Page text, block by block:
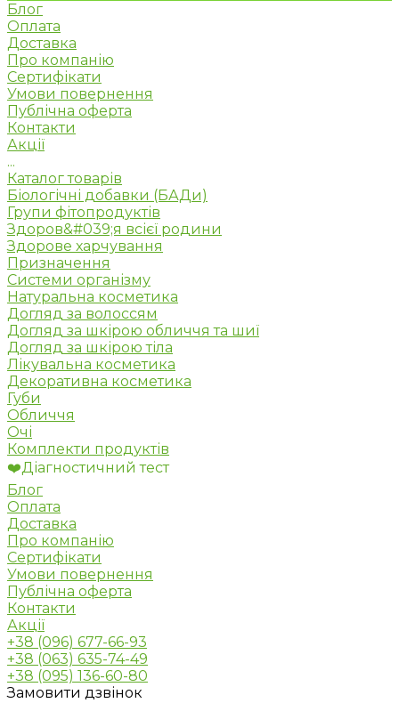
Блог
Оплата
Доставка
Про компанію
Сертифікати
Умови повернення
Публічна оферта
Контакти
Акції
...
Каталог товарів
Біологічні добавки (БАДи)
Групи фітопродуктів
Здоров&#039;я всієї родини
Здорове харчування
Призначення
Системи організму
Натуральна косметика
Догляд за волоссям
Догляд за шкірою обличчя та шиї
Догляд за шкірою тіла
Лікувальна косметика
Декоративна косметика
Губи
Обличчя
Очі
Комплекти продуктів
❤️Діагностичний тест
Блог
Оплата
Доставка
Про компанію
Сертифікати
Умови повернення
Публічна оферта
Контакти
Акції
+38 (096) 677-66-93
+38 (063) 635-74-49
+38 (095) 136-60-80
Замовити дзвінок